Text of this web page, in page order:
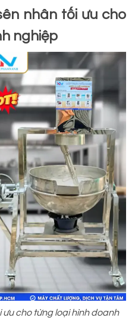
nhân tối ưu cho
nghiệp
cho từng loại hình doanh